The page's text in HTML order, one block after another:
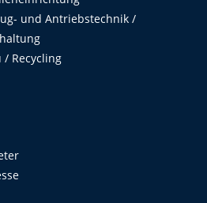
und Antriebstechnik /
Recycling